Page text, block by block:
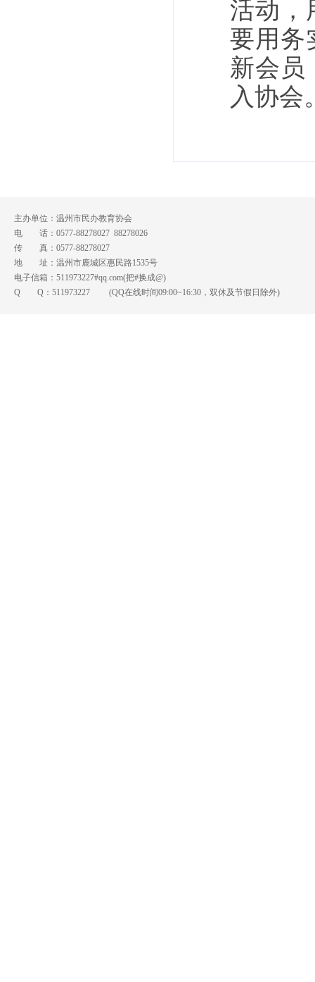
活动，
要用务
新会员
入协会
主办单位：温州市民办教育协会
电 话：0577-88278027 88278026
传 真：0577-88278027
地 址：温州市鹿城区惠民路1535号
电子信箱：511973227#qq.com(把#换成@)
Q Q： 511973227 (QQ在线时间09:00~16:30，双休及节假日除外)